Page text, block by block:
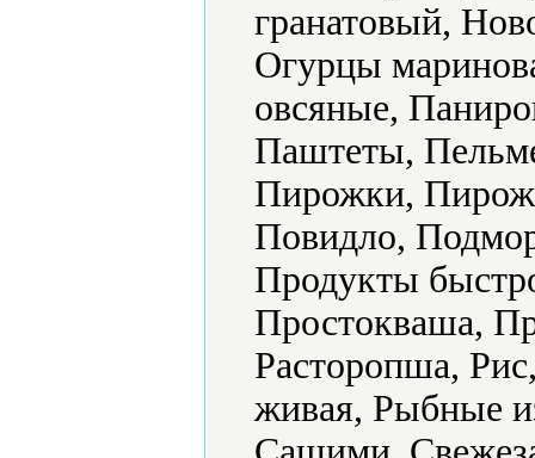
гранатовый,
Огурцы
овсяные,
Паштеты,
Пирожки,
Повидло,
Продукты
Простокваша,
Расторопша,
живая, Рыбные